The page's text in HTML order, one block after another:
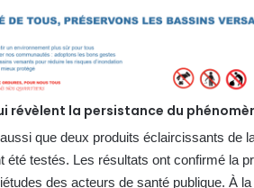
révèlent la persistance du
que deux produits éclaircissants de
été testés. Les résultats ont confirmé la
des acteurs de santé publique. À